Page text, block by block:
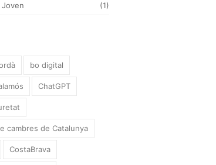
Joven
(1)
bo digital
ChatGPT
cambres de Catalunya
CostaBrava